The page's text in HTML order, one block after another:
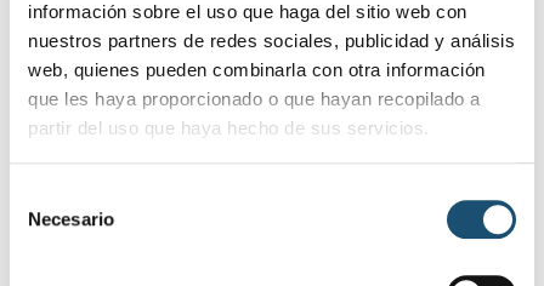
información sobre el uso que haga del sitio web con
nuestros partners de redes sociales, publicidad y análisis
web, quienes pueden combinarla con otra información
que les haya proporcionado o que hayan recopilado a
partir del uso que haya hecho de sus servicios.
Necesario
JAVIER ALDARIAS